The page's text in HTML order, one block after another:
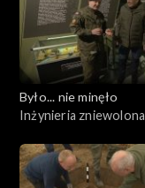
Było... nie minęło
Inżynieria zniewolona